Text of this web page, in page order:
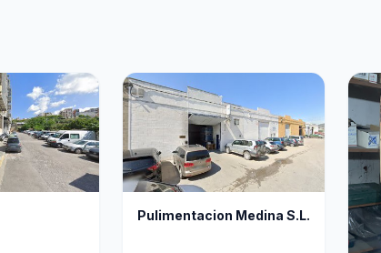
Pulimentacion Medina S.L.